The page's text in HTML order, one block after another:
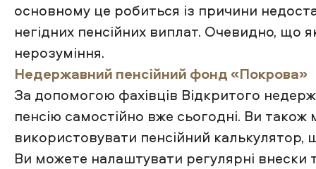
основному це робиться із причини
негідних пенсійних виплат. Очевидно, що
нерозуміння.
Недержавний пенсійний фонд «Покрова»
За допомогою фахівців Відкритого
пенсію самостійно вже сьогодні. Ви
використовувати пенсійний калькулятор,
Ви можете налаштувати регулярні внески